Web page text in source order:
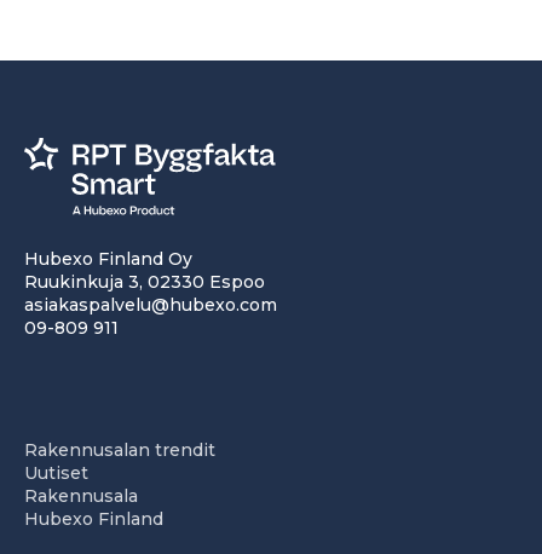
Hubexo Finland Oy
Ruukinkuja 3, 02330 Espoo
asiakaspalvelu@hubexo.com
09-809 911
Rakennusalan trendit
Uutiset
Rakennusala
Hubexo Finland